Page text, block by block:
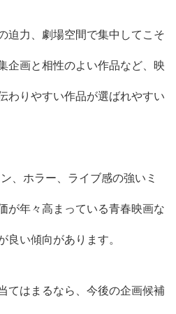
迫力、劇場空間で集中してこそ
企画と相性のよい作品など、映
わりやすい作品が選ばれやすい
、ホラー、ライブ感の強いミ
が年々高まっている青春映画な
良い傾向があります。
てはまるなら、今後の企画候補